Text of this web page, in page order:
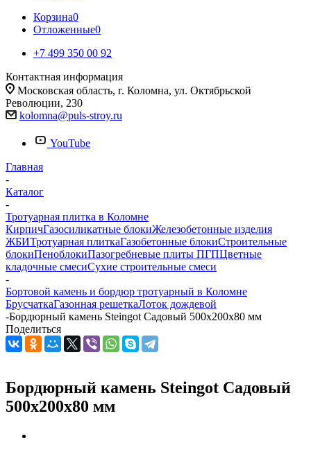
Корзина0
Отложенные0
+7 499 350 00 92
Контактная информация
Московская область, г. Коломна, ул. Октябрьской
Революции, 230
kolomna@puls-stroy.ru
YouTube
Главная
-
Каталог
-
Тротуарная плитка в Коломне
КирпичГазосиликатные блокиЖелезобетонные изделия
ЖБИТротуарная плиткаГазобетонные блокиСтроительные
блокиПеноблокиПазогребневые плиты ПГПЦветные
кладочные смесиСухие строительные смеси
-
Бортовой камень и бордюр тротуарный в Коломне
БрусчаткаГазонная решеткаЛоток дождевой
-Бордюрный камень Steingot Садовый 500х200х80 мм
Поделиться
Бордюрный камень Steingot Садовый
500х200х80 мм